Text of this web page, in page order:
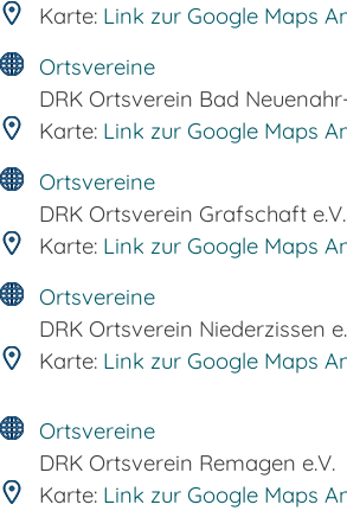
Karte: Link zur Google Maps
Ortsvereine
DRK Ortsverein Bad
Karte: Link zur Google Maps
Ortsvereine
DRK Ortsverein Grafschaft e.V.
Karte: Link zur Google Maps
Ortsvereine
DRK Ortsverein Niederzissen
Karte: Link zur Google Maps
Ortsvereine
DRK Ortsverein Remagen e.V.
Karte: Link zur Google Maps